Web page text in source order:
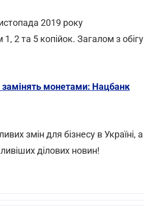
2019 року
2 та 5 копійок. Загалом з обігу
замінять монетами: Нацбанк
змін для бізнесу в Україні, а
ділових новин!